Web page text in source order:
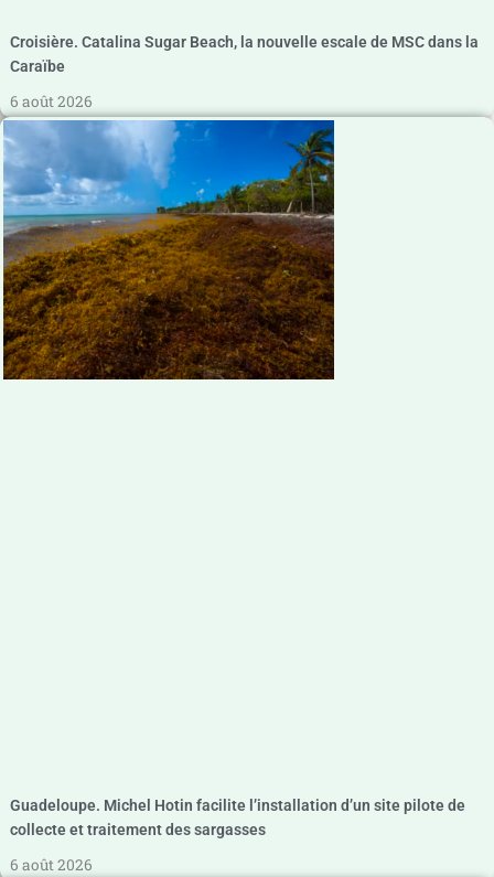
Croisière. Catalina Sugar Beach, la nouvelle escale de MSC dans la
Caraïbe
6 août 2026
Guadeloupe. Michel Hotin facilite l’installation d’un site pilote de
collecte et traitement des sargasses
6 août 2026